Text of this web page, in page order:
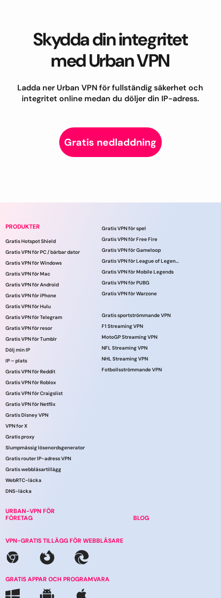
Skydda din integritet
med Urban VPN
Ladda ner Urban VPN för fullständig säkerhet och
integritet online medan du döljer din IP-adress.
Gratis nedladdning
PRODUKTER
Gratis Hotspot Shield
Gratis VPN för PC / bärbar dator
Gratis VPN för Windows
Gratis VPN för Mac
Gratis VPN för Android
Gratis VPN för iPhone
Gratis VPN för Hulu
Gratis VPN för Telegram
Gratis VPN för resor
Gratis VPN för Tumblr
Dölj min IP
IP – plats
Gratis VPN för Reddit
Gratis VPN för Roblox
Gratis VPN för Craigslist
Gratis VPN för Netflix
Gratis Disney VPN
VPN for X
Gratis proxy
Slumpmässig lösenordsgenerator
Gratis router IP-adress VPN
Gratis webbläsartillägg
WebRTC-läcka
DNS-läcka
URBAN-VPN FÖR
FÖRETAG
Gratis VPN för spel
Gratis VPN för Free Fire
Gratis VPN för Gameloop
Gratis VPN för League of Legends
Gratis VPN för Mobile Legends
Gratis VPN för PUBG
Gratis VPN för Warzone
Gratis sportströmmande VPN
F1 Streaming VPN
MotoGP Streaming VPN
NFL Streaming VPN
NHL Streaming VPN
Fotbollsströmmande VPN
BLOG
VPN-GRATIS TILLÄGG FÖR WEBBLÄSARE
GRATIS APPAR OCH PROGRAMVARA